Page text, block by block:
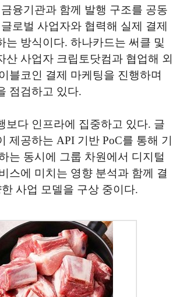
융기관과 함께 발행 구조를 공동
로벌 사업자와 협력해 실제 결제
는 방식이다. 하나카드는 써클 및
산 사업자 크립토닷컴과 협업해 외
블코인 결제 마케팅을 진행하며
점검하고 있다.
보다 인프라에 집중하고 있다. 글
제공하는 API 기반 PoC를 통해 기
는 동시에 그룹 차원에서 디지털
스에 미치는 영향 분석과 함께 결
사업 모델을 구상 중이다.